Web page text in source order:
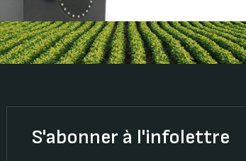
S'abonner à l'infolettre